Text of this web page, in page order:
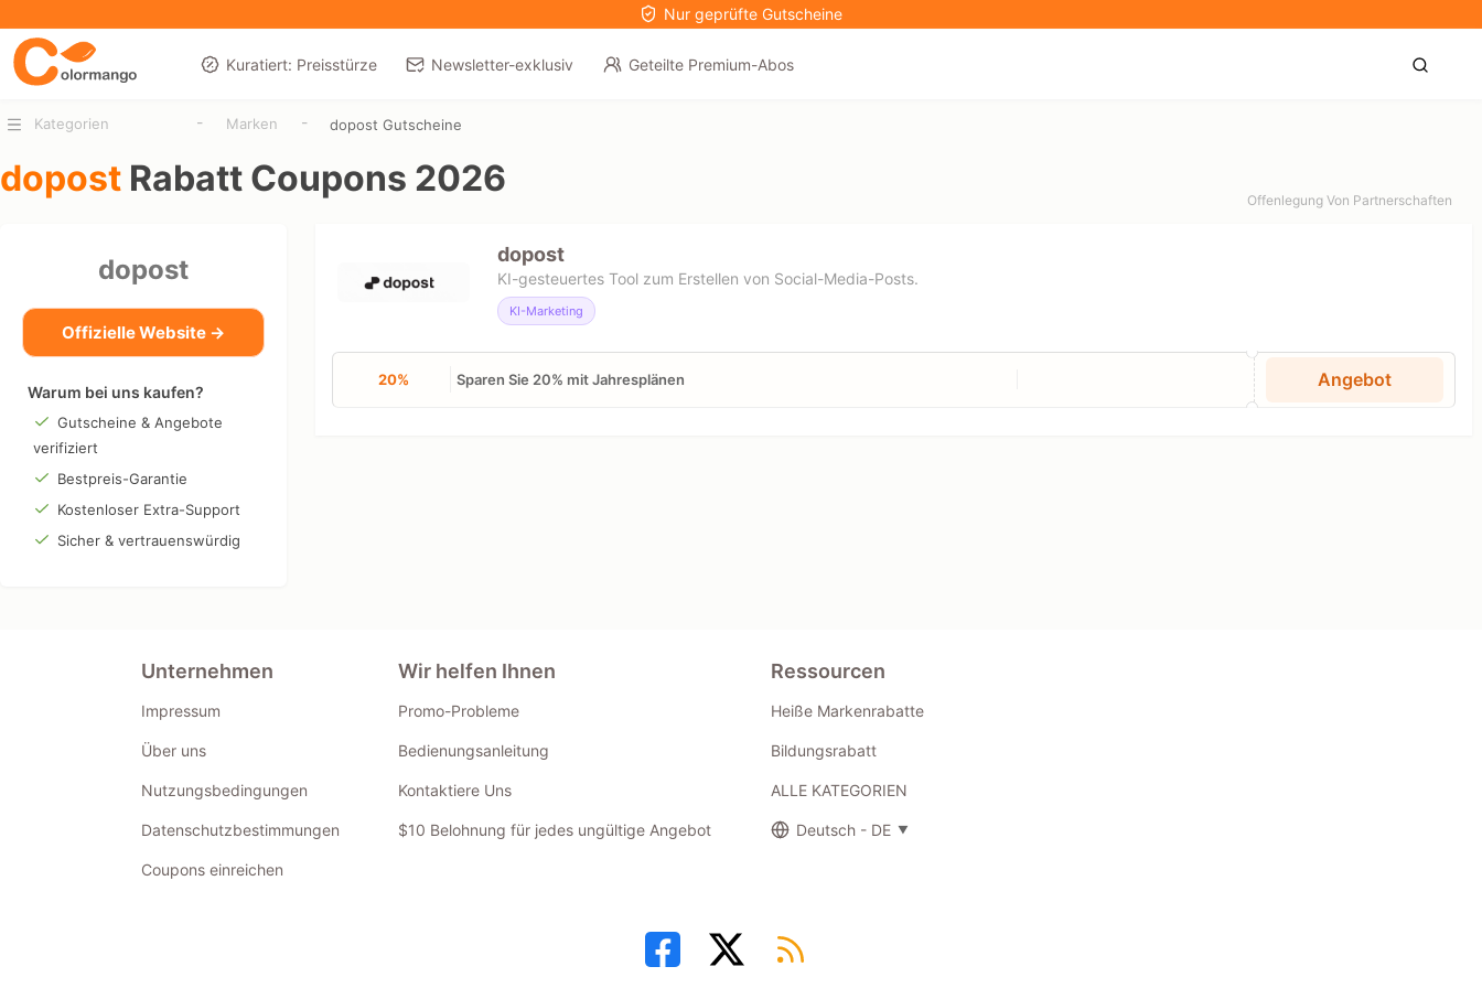
Nur geprüfte Gutscheine
Kuratiert: Preisstürze Newsletter-exklusiv Geteilte Premium-Abos
Kategorien - Marken - dopost Gutscheine
dopost Rabatt Coupons 2026
Offenlegung Von Partnerschaften
dopost
Offizielle Website →
Warum bei uns kaufen?
Gutscheine & Angebote
verifiziert
Bestpreis-Garantie
Kostenloser Extra-Support
Sicher & vertrauenswürdig
dopost
KI-gesteuertes Tool zum Erstellen von Social-Media-Posts.
KI-Marketing
20% Sparen Sie 20% mit Jahresplänen Angebot
Unternehmen
Impressum
Über uns
Nutzungsbedingungen
Datenschutzbestimmungen
Coupons einreichen
Wir helfen Ihnen
Promo-Probleme
Bedienungsanleitung
Kontaktiere Uns
$10 Belohnung für jedes ungültige Angebot
Ressourcen
Heiße Markenrabatte
Bildungsrabatt
ALLE KATEGORIEN
Deutsch - DE